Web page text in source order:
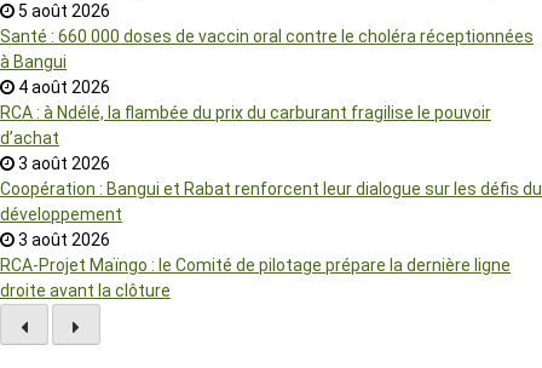
5 août 2026
Santé : 660 000 doses de vaccin oral contre le choléra réceptionnées
à Bangui
4 août 2026
RCA : à Ndélé, la flambée du prix du carburant fragilise le pouvoir
d’achat
3 août 2026
Coopération : Bangui et Rabat renforcent leur dialogue sur les défis du
développement
3 août 2026
RCA-Projet Maïngo : le Comité de pilotage prépare la dernière ligne
droite avant la clôture